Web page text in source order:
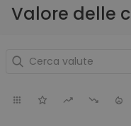
Valore delle